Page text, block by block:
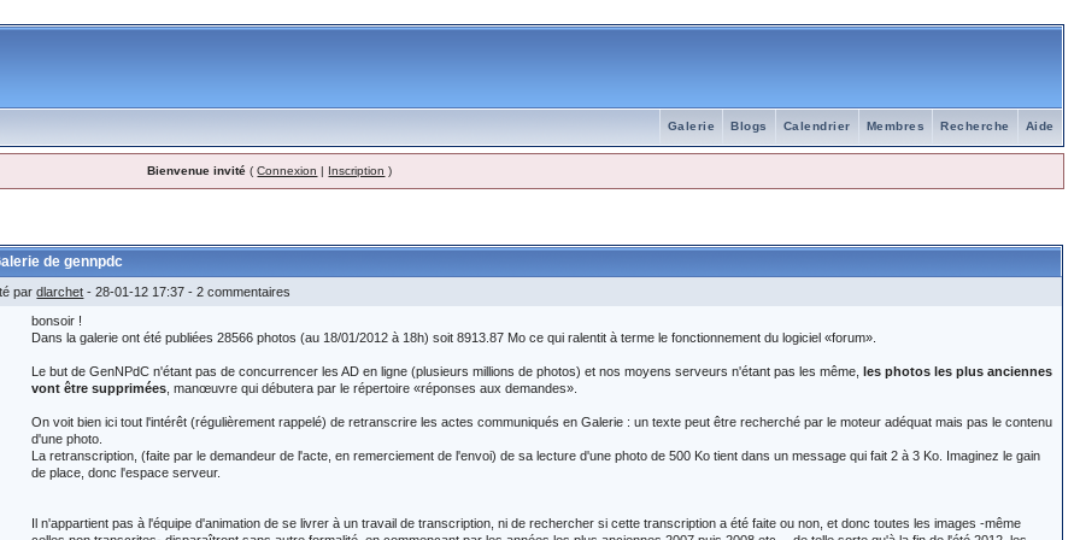
Aide
Recherche
Membres
Calendrier
Blogs
Galerie
Bienvenue invité (Connexion | Inscription )
de gennpdc
pardlarchet - 28-01-12 17:37 - 2 commentaires
bonsoir !
Dans la galerie ont été publiées 28566 photos (au 18/01/2012 à 18h) soit 8913.87 Mo ce qui ralentit à terme le fonctionnement du logiciel «forum».
Le but de GenNPdC n'étant pas de concurrencer les AD en ligne (plusieurs millions de photos) et nos moyens serveurs n'étant pas les même,les photos les plus anciennes
vont être supprimées , manœuvre qui débutera par le répertoire «réponses aux demandes».
On voit bien ici tout l'intérêt (régulièrement rappelé) de retranscrire les actes communiqués en Galerie : un texte peut être recherché par le moteur adéquat mais pas le contenu
d'une photo.
La retranscription, (faite par le demandeur de l'acte, en remerciement de l'envoi) de sa lecture d'une photo de 500 Ko tient dans un message qui fait 2 à 3 Ko. Imaginez le gain
de place, donc l'espace serveur.
Il n'appartient pas à l'équipe d'animation de se livrer à un travail de transcription, ni de rechercher si cette transcription a été faite ou non, et donc toutes les images -même